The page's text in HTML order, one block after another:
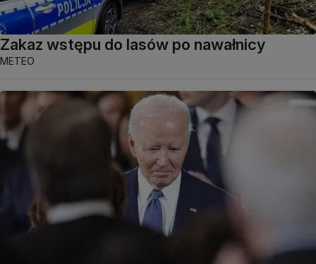
Zakaz wstępu do lasów po nawałnicy
METEO